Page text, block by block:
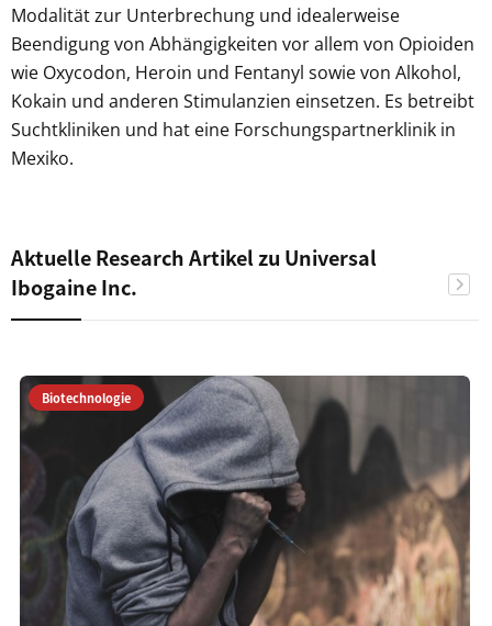
Modalität zur Unterbrechung und idealerweise
Beendigung von Abhängigkeiten vor allem von Opioiden
wie Oxycodon, Heroin und Fentanyl sowie von Alkohol,
Kokain und anderen Stimulanzien einsetzen. Es betreibt
Suchtkliniken und hat eine Forschungspartnerklinik in
Mexiko.
Aktuelle Research Artikel zu Universal
Ibogaine Inc.
Biotechnologie